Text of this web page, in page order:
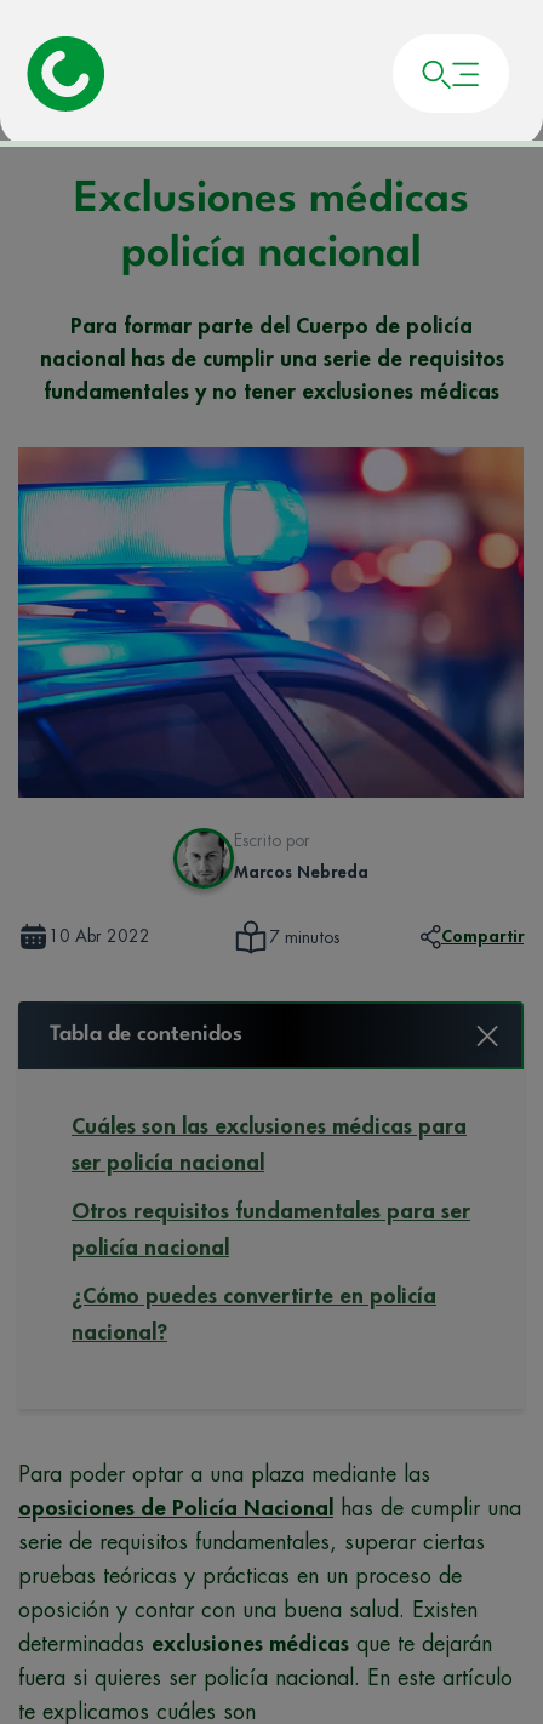
Portada»
Exclusiones médicas
policía nacional
Para formar parte del Cuerpo de policía
nacional has de cumplir una serie de requisitos
fundamentales y no tener exclusiones médicas
Escrito por
Marcos Nebreda
10 Abr 2022 7 minutos Compartir
Tabla de contenidos
Cuáles son las exclusiones médicas para
ser policía nacional
Otros requisitos fundamentales para ser
policía nacional
¿Cómo puedes convertirte en policía
nacional?
Para poder optar a una plaza mediante las
oposiciones de Policía Nacional
has de cumplir una
serie de requisitos fundamentales, superar ciertas
pruebas teóricas y prácticas en un proceso de
oposición y contar con una buena salud. Existen
determinadas exclusiones médicas que te dejarán
fuera si quieres ser policía nacional. En este artículo
te explicamos cuáles son